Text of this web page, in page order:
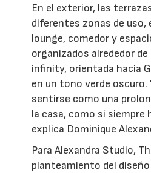
En el exterior, las
diferentes zonas de uso,
lounge, comedor y
organizados alrededor de
infinity, orientada hacia
en un tono verde oscuro.
sentirse como una
la casa, como si siempre
explica Dominique
Para Alexandra Studio,
planteamiento del